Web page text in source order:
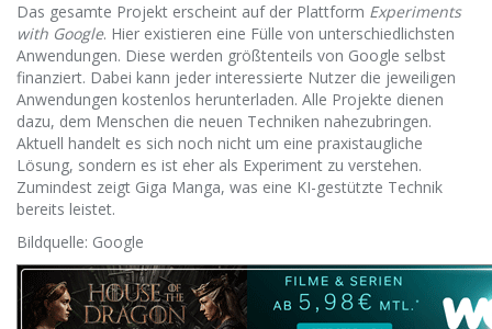
Das gesamte Projekt erscheint auf der Plattform Experiments
with Google. Hier existieren eine Fülle von unterschiedlichsten
Anwendungen. Diese werden größtenteils von Google selbst
finanziert. Dabei kann jeder interessierte Nutzer die jeweiligen
Anwendungen kostenlos herunterladen. Alle Projekte dienen
dazu, dem Menschen die neuen Techniken nahezubringen.
Aktuell handelt es sich noch nicht um eine praxistaugliche
Lösung, sondern es ist eher als Experiment zu verstehen.
Zumindest zeigt Giga Manga, was eine KI-gestützte Technik
bereits leistet.
Bildquelle: Google